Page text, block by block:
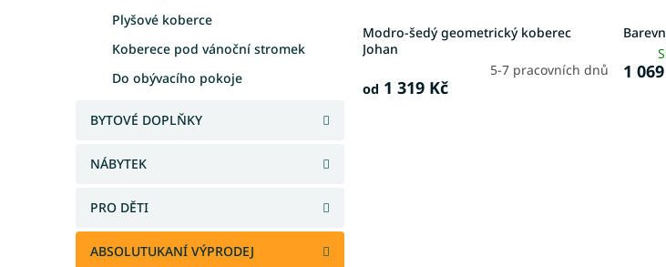
Plyšové koberce
Koberece pod vánoční stromek
Do obývacího pokoje
BYTOVÉ DOPLŇKY
NÁBYTEK
PRO DĚTI
ABSOLUTUKANÍ VÝPRODEJ
ů
Modro-šedý geometrický koberec
Johan
5-7 pracovních dnů
od 1 319 Kč
1